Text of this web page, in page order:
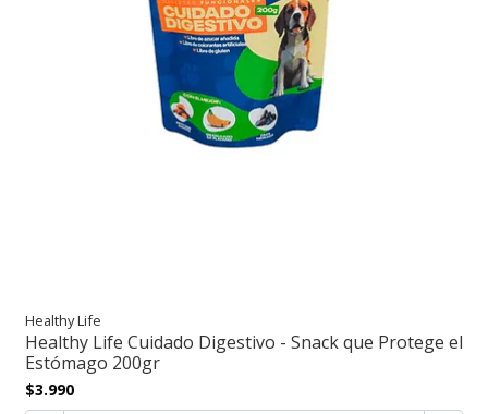
Healthy Life
Healthy Life Cuidado Digestivo - Snack que Protege el
Estómago 200gr
$3.990